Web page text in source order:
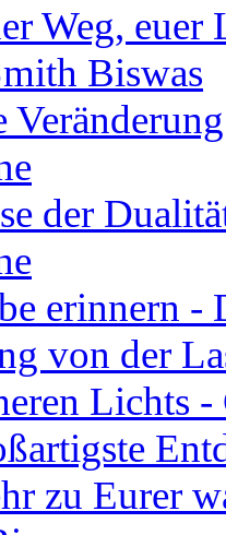
Weg, euer
Biswas
der
erinnern -
von der
Lichts
zu Eurer